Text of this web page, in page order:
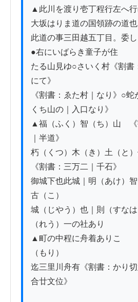
▲此川を渡り壱丁程行左へ
大坂はりま道の国領跡の道也
此道の事三田越五丁目。委し
●右にいばらき童子が住
たる山見ゆ○さいく村《割書
にて》
《割書：ゑた村｜なり》○
くち山の｜入口なり》
▲福（ふく）智（ち）山　《
｜半道》
朽（くつ）木（き）土（と
《割書：三万二｜千石》
御城下也此城｜明（あけ）智
古（こ）
城（じやう）也｜則（すな
（れう）一の社あり
▲町の中程に舟着ありこゝ
（もり）
迄三里川舟有《割書：かり
合廿文位》